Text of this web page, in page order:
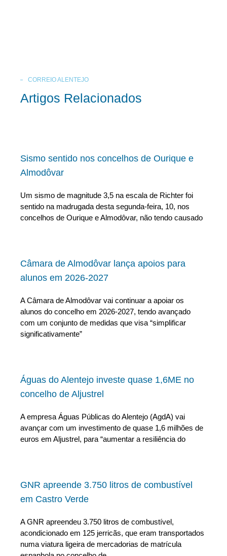
CORREIO ALENTEJO
Artigos Relacionados
Sismo sentido nos concelhos de Ourique e
Almodôvar
Um sismo de magnitude 3,5 na escala de Richter foi
sentido na madrugada desta segunda-feira, 10, nos
concelhos de Ourique e Almodôvar, não tendo causado
Câmara de Almodôvar lança apoios para
alunos em 2026-2027
A Câmara de Almodôvar vai continuar a apoiar os
alunos do concelho em 2026-2027, tendo avançado
com um conjunto de medidas que visa “simplificar
significativamente”
Águas do Alentejo investe quase 1,6ME no
concelho de Aljustrel
A empresa Águas Públicas do Alentejo (AgdA) vai
avançar com um investimento de quase 1,6 milhões de
euros em Aljustrel, para “aumentar a resiliência do
GNR apreende 3.750 litros de combustível
em Castro Verde
A GNR apreendeu 3.750 litros de combustível,
acondicionado em 125 jerricãs, que eram transportados
numa viatura ligeira de mercadorias de matrícula